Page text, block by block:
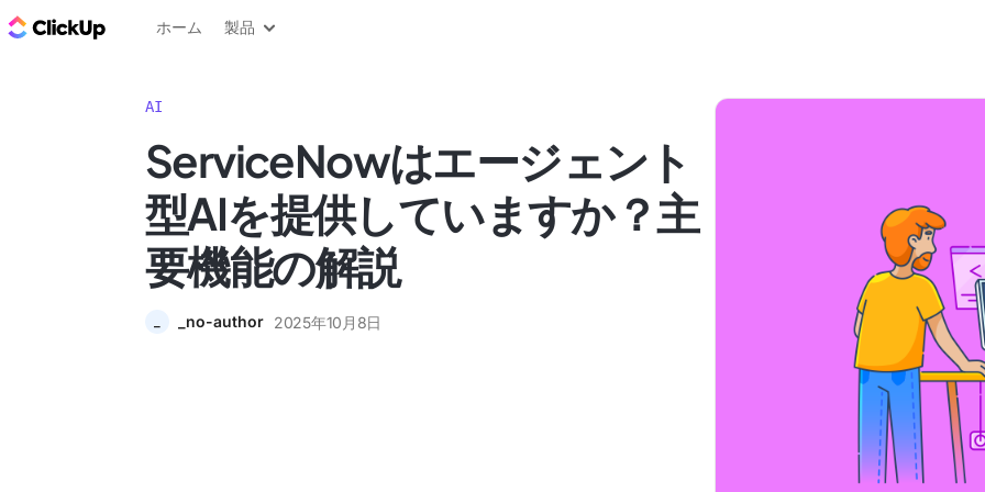
ClickUp ブログ
ホーム 製品
AI
ServiceNowはエージェント
型AIを提供していますか？主
要機能の解説
_no-author 2025年10月8日